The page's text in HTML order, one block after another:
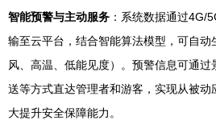
智能预警与主动服务 ：系统数据通过4G/
输至云平台，结合智能算法模型，可自
风、高温、低能见度）。预警信息可通过
送等方式直达管理者和游客，实现从被动
大提升安全保障能力。